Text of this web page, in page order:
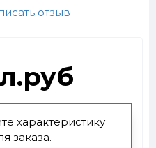
отзыв
характеристику
заказа.